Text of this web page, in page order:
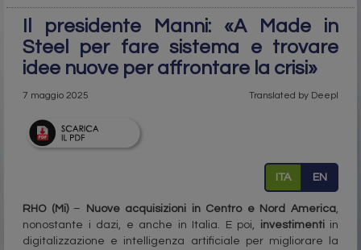
Il presidente Manni: «A Made in
Steel per fare sistema e trovare
idee nuove per affrontare la crisi»
7 maggio 2025 Translated by Deepl
ITA EN
RHO (Mi)– Nuove acquisizioni in Centro e Nord America,
nonostante i dazi, e anche in Italia. E poi,
investimenti in
digitalizzazione e intelligenza artificiale per migliorare la